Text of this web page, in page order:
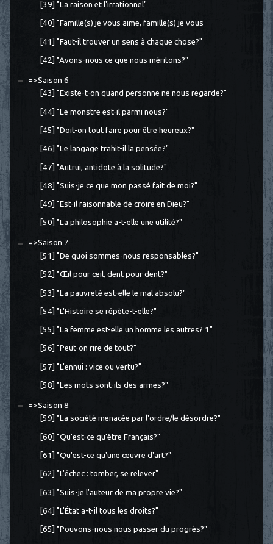
[39] "La raison et l'irrationnel"
[40] "Famille(s) je vous aime, famille(s) je vous
[41] "Faut-il trouver un sens à chaque chose?"
[42] "Avons-nous ce que nous méritons?"
=>Saison 6
[43] "Existe-t-on quand personne ne nous regarde?"
[44] "Le monstre est-il parmi nous?"
[45] "Doit-on tout faire pour être heureux?"
[46] "Le langage trahit-il la pensée?"
[47] "Autrui, antidote à la solitude?"
[48] "Suis-je ce que mon passé fait de moi?"
[49] "Est-il raisonnable de croire en Dieu?"
[50] "La philosophie a-t-elle une utilité?"
=>Saison 7
[51] "De quoi sommes-nous responsables?"
[52] "Œil pour œil, dent pour dent?"
[53] "La pauvreté est-elle le mal absolu?"
[54] "L'Histoire se répète-t-elle?"
[55] "La femme est-elle un homme les autres? 1"
[56] "Peut-on rire de tout?"
[57] "L'ennui : vice ou vertu?"
[58] "Les mots sont-ils des armes?"
=>Saison 8
[59] "La société menacée par l'ordre/le désordre?"
[60] "Qu'est-ce qu'être Français?"
[61] "Qu'est-ce qu'une œuvre d'art?"
[62] "L'échec : tomber, se relever"
[63] "Suis-je l'auteur de ma propre vie?"
[64] "L'État a-t-il tous les droits?"
[65] "Pouvons-nous nous passer du progrès?"